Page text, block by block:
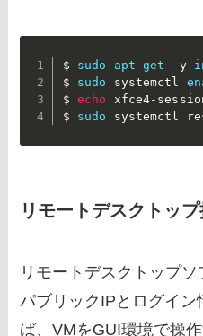
$ sudo apt-get -y
$ sudo systemctl
$ echo xfce4-
$ sudo systemctl
リモートデスクトッ
リモートデスクトップ
パブリックIPとログイ
ば、VMをGUI環境で操